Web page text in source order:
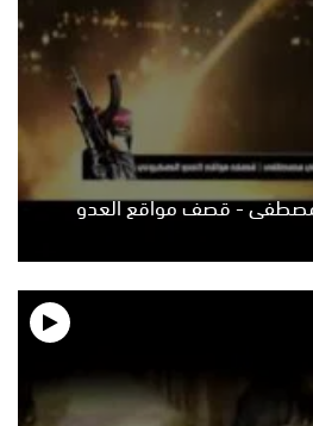
مصطفى - قصف مواقع العدو